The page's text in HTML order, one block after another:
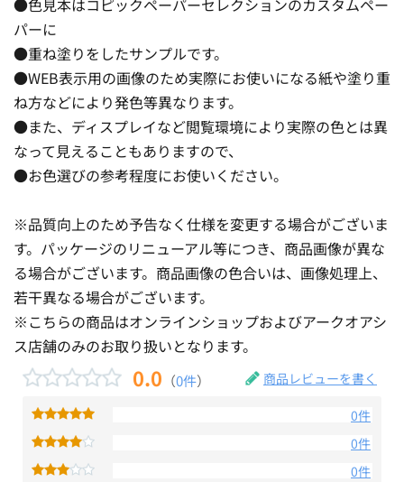
●色見本はコピックペーパーセレクションのカスタムペー
パーに
●重ね塗りをしたサンプルです。
●WEB表示用の画像のため実際にお使いになる紙や塗り重
ね方などにより発色等異なります。
●また、ディスプレイなど閲覧環境により実際の色とは異
なって見えることもありますので、
●お色選びの参考程度にお使いください。
※品質向上のため予告なく仕様を変更する場合がございま
す。パッケージのリニューアル等につき、商品画像が異な
る場合がございます。商品画像の色合いは、画像処理上、
若干異なる場合がございます。
※こちらの商品はオンラインショップおよびアークオアシ
ス店舗のみのお取り扱いとなります。
0.0 （0件） 商品レビューを書く
0件
0件
0件